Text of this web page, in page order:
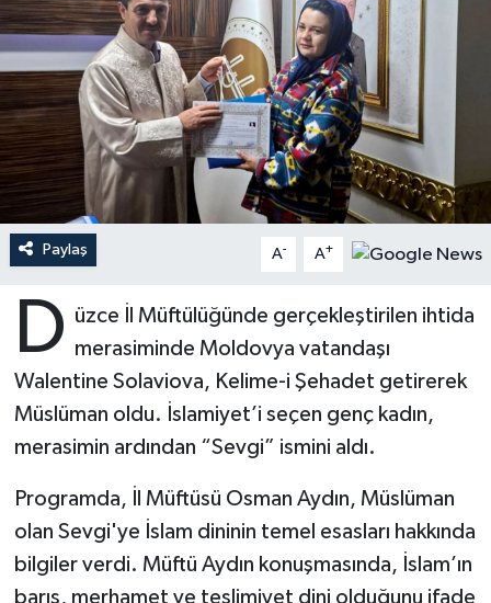
Paylaş A- A+
D üzce İl Müftülüğünde gerçekleştirilen ihtida
merasiminde Moldovya vatandaşı
Walentine Solaviova, Kelime-i Şehadet getirerek
Müslüman oldu. İslamiyet’i seçen genç kadın,
merasimin ardından “Sevgi” ismini aldı.
Programda, İl Müftüsü Osman Aydın, Müslüman
olan Sevgi'ye İslam dininin temel esasları hakkında
bilgiler verdi. Müftü Aydın konuşmasında, İslam’ın
barış, merhamet ve teslimiyet dini olduğunu ifade
Ardahan Müftülüğü
Artvin Müftülüğü
Aydın Müftülüğü
Balıkesir Müftülüğü
Bartın Müftülüğü
Batman Müftülüğü
Bayburt Müftülüğü
Bingöl Müftülüğü
Bitlis Müftülüğü
Bolu Müftülüğü
Kudüs
Kurban
Mukabele
Peygamberimizin Hayatı
Ramazan
Sahabeler
Zekat
Hutbeler
DİYANET AKADEMİ
DİYANET GENÇLİK
DİYANET RADYO/TV
DEPREM
Dünya
Eğitim
Sağlık
Makaleler